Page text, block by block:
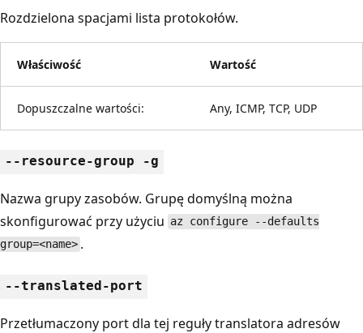
Rozdzielona spacjami lista protokołów.
Właściwość Wartość
Dopuszczalne wartości: Any, ICMP, TCP, UDP
--resource-group -g
Nazwa grupy zasobów. Grupę domyślną można
skonfigurować przy użyciu az configure --defaults
group=<name> .
--translated-port
Przetłumaczony port dla tej reguły translatora adresów